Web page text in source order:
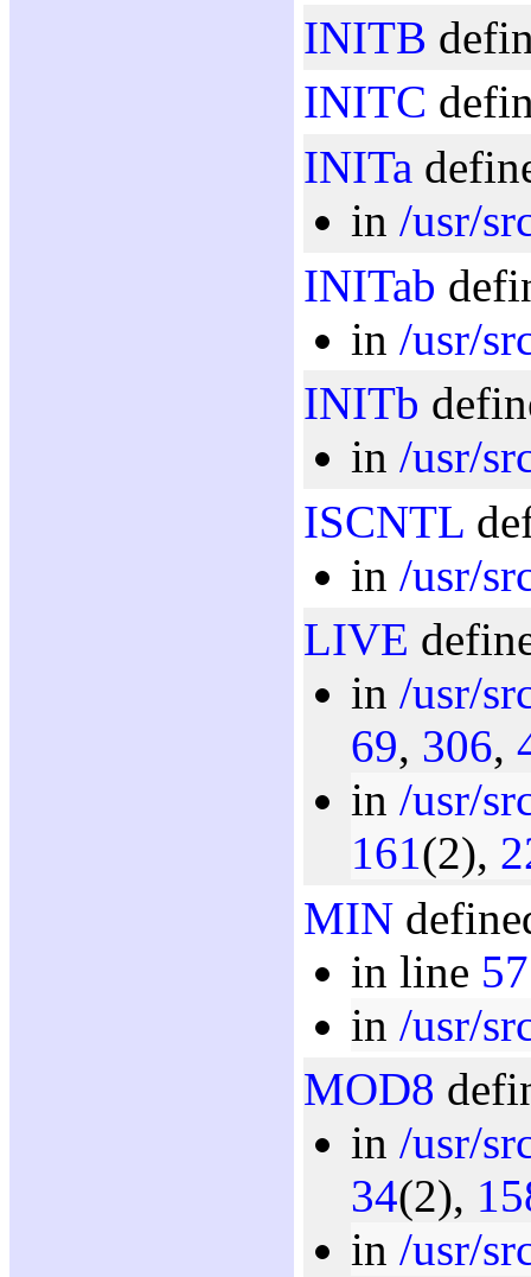
INITB
INITC
INITa
in /usr/
INITab
in /usr/
INITb
in /usr/
ISCNTL
in /usr/
LIVE
in /usr/
69, 306,
in /usr/
161(2),
MIN
in line 57
in /usr/
MOD8
in /usr/
34(2),
in /usr/